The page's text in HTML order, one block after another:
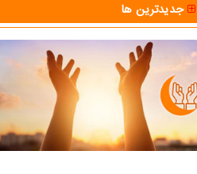
جدیدترین ها